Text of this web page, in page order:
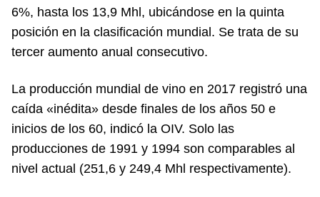
6%, hasta los 13,9 Mhl, ubicándose en la quinta
posición en la clasificación mundial. Se trata de su
tercer aumento anual consecutivo.
La producción mundial de vino en 2017 registró una
caída «inédita» desde finales de los años 50 e
inicios de los 60, indicó la OIV. Solo las
producciones de 1991 y 1994 son comparables al
nivel actual (251,6 y 249,4 Mhl respectivamente).